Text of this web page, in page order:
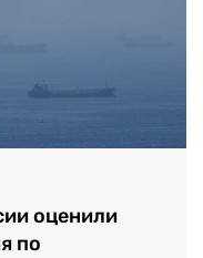
оценили
по